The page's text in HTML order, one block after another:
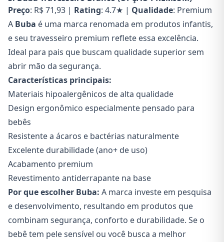
Preço: R$ 71,93 | Rating: 4.7★ | Qualidade: Premium
A Buba é uma marca renomada em produtos infantis,
e seu travesseiro premium reflete essa excelência.
Ideal para pais que buscam qualidade superior sem
abrir mão da segurança.
Características principais:
Materiais hipoalergênicos de alta qualidade
Design ergonômico especialmente pensado para
bebês
Resistente a ácaros e bactérias naturalmente
Excelente durabilidade (ano+ de uso)
Acabamento premium
Revestimento antider​rapante na base
Por que escolher Buba: A marca investe em pesquisa
e desenvolvimento, resultando em produtos que
combinam segurança, conforto e durabilidade. Se o
bebê tem pele sensível ou você busca a melhor